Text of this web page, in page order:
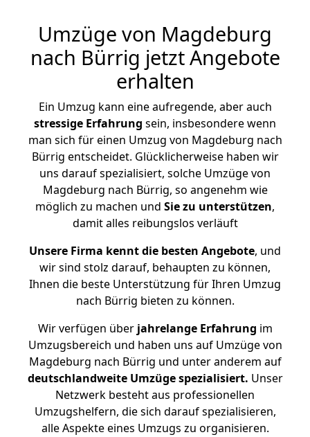
Umzüge von Magdeburg
nach Bürrig jetzt Angebote
erhalten
Ein Umzug kann eine aufregende, aber auch
stressige Erfahrung sein, insbesondere wenn
man sich für einen Umzug von Magdeburg nach
Bürrig entscheidet. Glücklicherweise haben wir
uns darauf spezialisiert, solche Umzüge von
Magdeburg nach Bürrig, so angenehm wie
möglich zu machen und Sie zu unterstützen,
damit alles reibungslos verläuft
Unsere Firma kennt die besten Angebote, und
wir sind stolz darauf, behaupten zu können,
Ihnen die beste Unterstützung für Ihren Umzug
nach Bürrig bieten zu können.
Wir verfügen überjahrelange Erfahrung im
Umzugsbereich und haben uns auf Umzüge von
Magdeburg nach Bürrig und unter anderem auf
deutschlandweite Umzüge spezialisiert. Unser
Netzwerk besteht aus professionellen
Umzugshelfern, die sich darauf spezialisieren,
alle Aspekte eines Umzugs zu organisieren.